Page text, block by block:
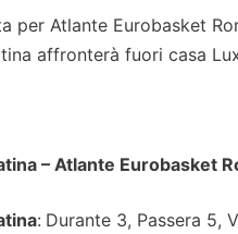
per Atlante Eurobasket
affronterà fuori casa
– Atlante Eurobasket
: Durante 3, Passera 5,